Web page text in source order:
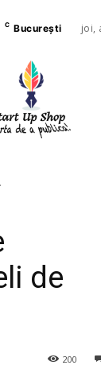
C București joi,
de
200